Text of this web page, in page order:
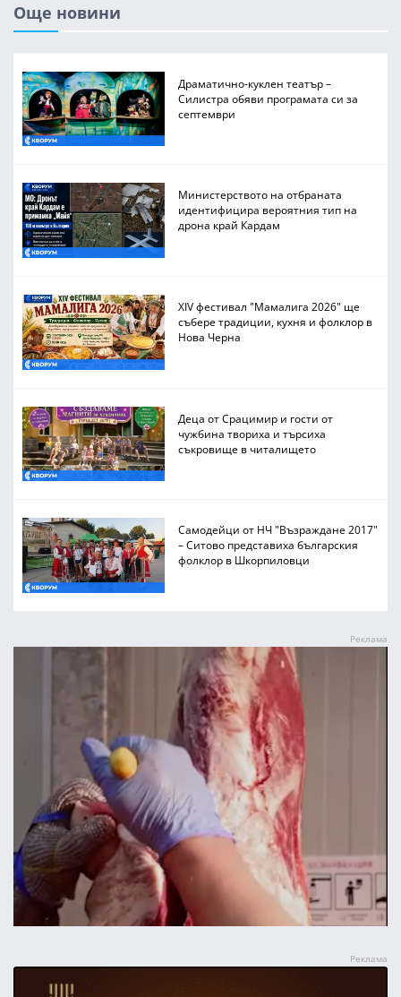
Още новини
Драматично-куклен театър –
Силистра обяви програмата си за
септември
Министерството на отбраната
идентифицира вероятния тип на
дрона край Кардам
XIV фестивал "Мамалига 2026" ще
събере традиции, кухня и фолклор в
Нова Черна
Деца от Срацимир и гости от
чужбина твориха и търсиха
съкровище в читалището
Самодейци от НЧ "Възраждане 2017"
– Ситово представиха българския
фолклор в Шкорпиловци